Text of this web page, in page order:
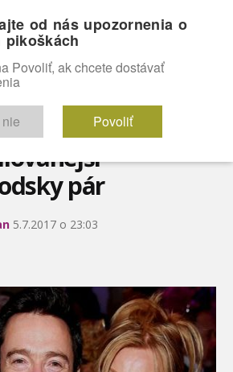
pár
5.7.2017 o 23:03
od nás upozornenia o
pikoškách
Povoliť, ak chcete dostávať
Povoliť